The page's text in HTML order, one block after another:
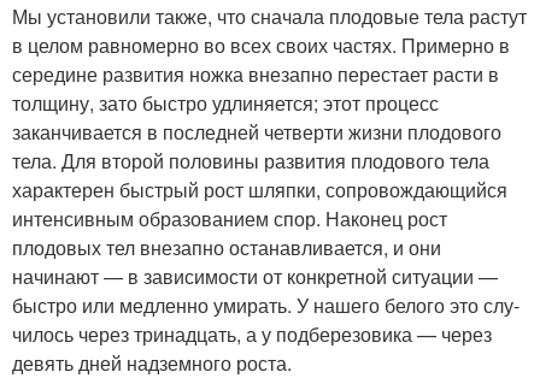
Мы установили также, что сначала плодовые тела растут
в целом равномерно во всех своих частях. Примерно в
середине развития ножка внезапно перестает расти в
толщину, зато быстро удлиня­ется; этот процесс
заканчивается в последней четверти жизни плодового
тела. Для второй половины развития плодового тела
характерен быстрый рост шляпки, сопровождающийся
интенсив­ным образованием спор. Наконец рост
плодовых тел внезапно останавливается, и они
начинают — в зависимости от конкретной ситуации —
быстро или медленно умирать. У нашего белого это слу­
чилось через тринадцать, а у подберезовика — через
девять дней надземного роста.